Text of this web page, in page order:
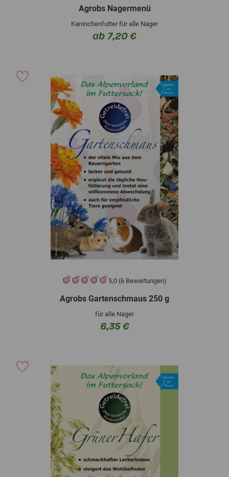
Agrobs Nagermenü
Kaninchenfutter für alle Nager
ab 7,20 €
5,0 (6 Bewertungen)
Agrobs Gartenschmaus 250 g
für alle Nager
6,35 €